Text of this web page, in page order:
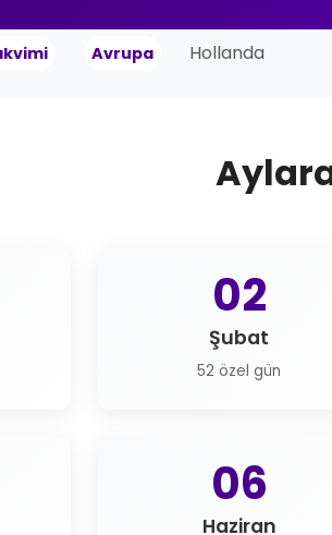
Avrupa Hollanda
02
Şubat
52 özel gün
06
Haziran